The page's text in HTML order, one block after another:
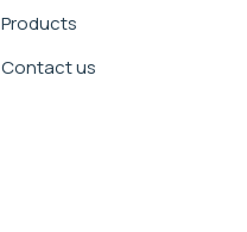
Products
Contact us